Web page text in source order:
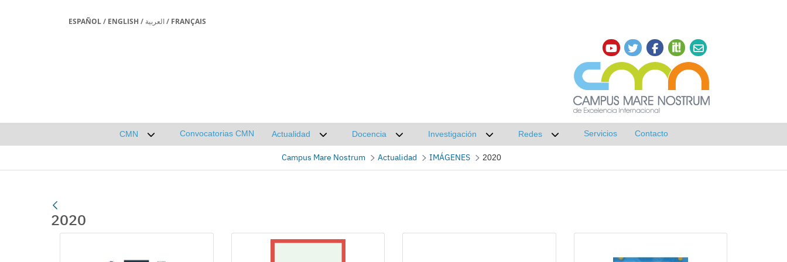
ESPAÑOL/ ENGLISH / العربية/ FRANÇAIS
CMN
Desplegar submenú de CMN
Convocatorias CMN
Actualidad
Desplegar submenú de Actualidad
Docencia
Desplegar submenú de Docencia
Investigación
Desplegar submenú de Investigación
Redes
Desplegar submenú de Redes
Servicios Contacto
Campus Mare Nostrum Actualidad IMÁGENES 2020
2020